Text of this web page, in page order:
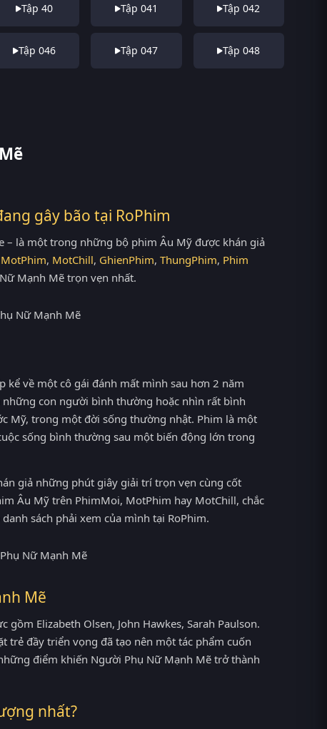
Tập 40 Tập 041 Tập 042
Tập 046 Tập 047 Tập 048
gây bão tại RoPhim
– là một trong những bộ phim Âu Mỹ được khán giả
MotPhim, MotChill, GhienPhim, ThungPhim, Phim
Mạnh Mẽ trọn vẹn nhất.
về một cô gái đánh mất mình sau hơn 2 năm
con người bình thường hoặc nhìn rất bình
Mỹ, trong một đời sống thường nhật. Phim là một
sống bình thường sau một biến động lớn trong
giả những phút giây giải trí trọn vẹn cùng cốt
Âu Mỹ trên PhimMoi, MotPhim hay MotChill, chắc
sách phải xem của mình tại RoPhim.
Mẽ
Elizabeth Olsen, John Hawkes, Sarah Paulson.
trẻ đầy triển vọng đã tạo nên một tác phẩm cuốn
điểm khiến Người Phụ Nữ Mạnh Mẽ trở thành
nhất?